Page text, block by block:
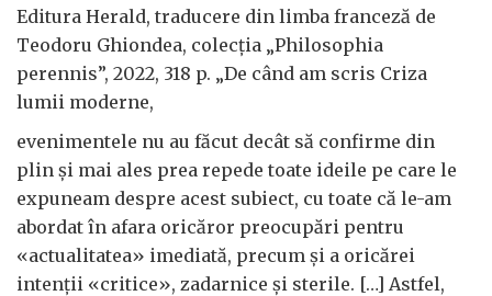
Editura Herald, traducere din limba franceză de
Teodoru Ghiondea, colecția „Philosophia
perennis”, 2022, 318 p. „De când am scris Criza
lumii moderne,
evenimentele nu au făcut decât să confirme din
plin și mai ales prea repede toate ideile pe care le
expuneam despre acest subiect, cu toate că le-am
abordat în afara oricăror preocupări pentru
«actualitatea» imediată, precum și a oricărei
intenții «critice», zadarnice și sterile. […] Astfel,